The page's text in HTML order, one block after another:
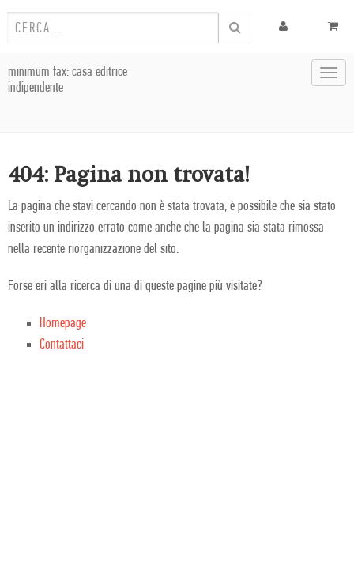
minimum fax: casa editrice
indipendente
404: Pagina non trovata!
La pagina che stavi cercando non è stata trovata; è possibile che sia stato
inserito un indirizzo errato come anche che la pagina sia stata rimossa
nella recente riorganizzazione del sito.
Forse eri alla ricerca di una di queste pagine più visitate?
Homepage
Contattaci